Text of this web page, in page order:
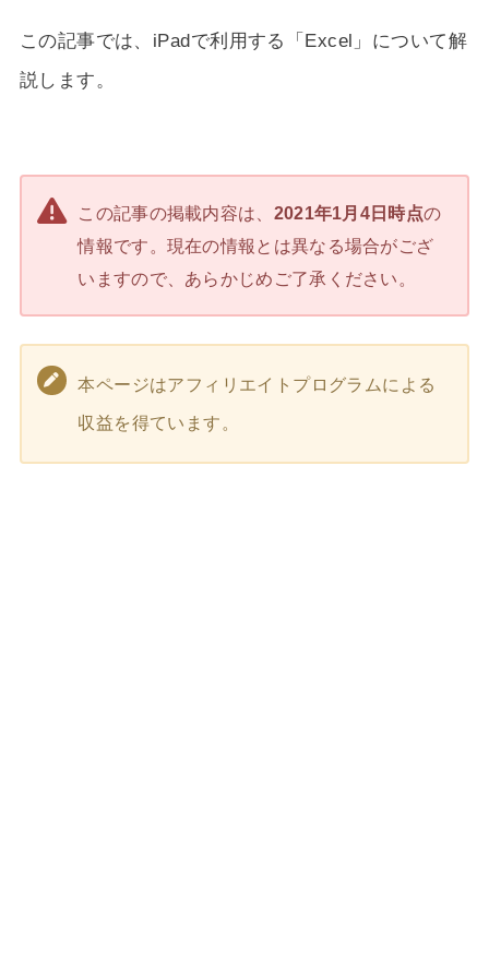
この記事では、iPadで利用する「Excel」について解
説します。
この記事の掲載内容は、 2021年1月4日時点の
情報です。現在の情報とは異なる場合がござ
いますので、あらかじめご了承ください。
本ページはアフィリエイトプログラムによる
収益を得ています。